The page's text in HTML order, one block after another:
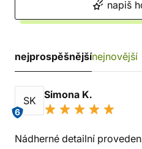
napiš
nejprospěšnějšínejnovější
SK
6
Simona K.
Nádherné detailní